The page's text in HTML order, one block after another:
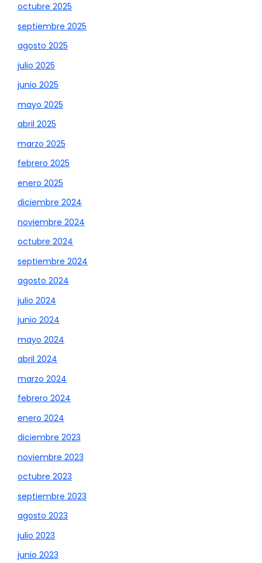
octubre 2025
septiembre 2025
agosto 2025
julio 2025
junio 2025
mayo 2025
abril 2025
marzo 2025
febrero 2025
enero 2025
diciembre 2024
noviembre 2024
octubre 2024
septiembre 2024
agosto 2024
julio 2024
junio 2024
mayo 2024
abril 2024
marzo 2024
febrero 2024
enero 2024
diciembre 2023
noviembre 2023
octubre 2023
septiembre 2023
agosto 2023
julio 2023
junio 2023